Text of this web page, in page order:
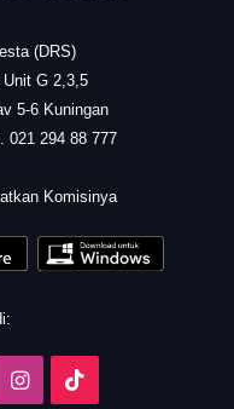
(DRS)
G 2,3,5
5-6 Kuningan
021 294 88 777
Komisinya
Instagram